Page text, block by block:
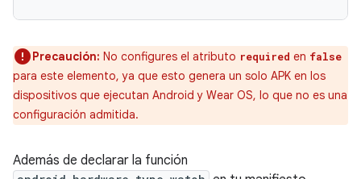
Precaución: No configures el atributo required en false
para este elemento, ya que esto genera un solo APK en los
dispositivos que ejecutan Android y Wear OS, lo que no es una
configuración admitida.
Además de declarar la función